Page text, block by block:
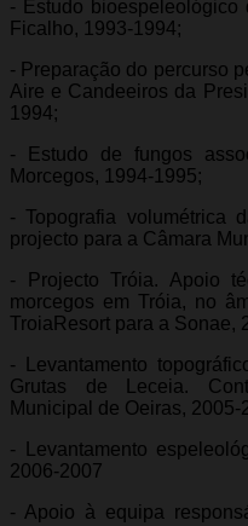
- Estudo
Ficalho, 1993-1994;
- Preparação do percurso
Aire e Candeeiros da
1994;
- Estudo de fungos
Morcegos, 1994-1995;
- Topografia volumétrica
projecto para a Câmara
- Projecto Tróia. Apoio
morcegos em Tróia, no
TroiaResort para a Sonae,
- Levantamento
Grutas de Leceia.
Municipal de Oeiras, 2005-
- Levantamento
2006-2007
- Apoio à equipa